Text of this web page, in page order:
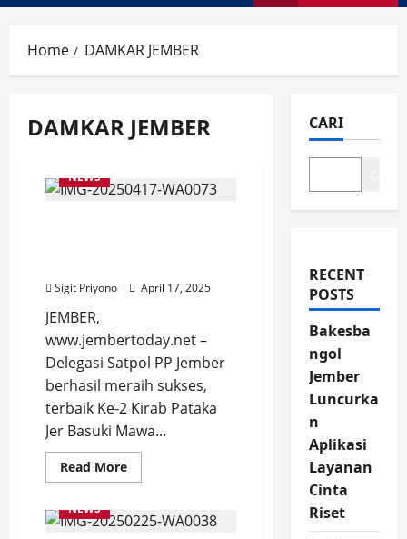
Home DAMKAR JEMBER
DAMKAR JEMBER
NEWS
Sigit Priyono April 17, 2025
JEMBER,
www.jembertoday.net –
Delegasi Satpol PP Jember
berhasil meraih sukses,
terbaik Ke-2 Kirab Pataka
Jer Basuki Mawa...
Read MoreRead
more
Satpol
PP
NEWS
CARI
RECENT
POSTS
Bakesba
ngol
Jember
Luncurka
n
Aplikasi
Layanan
Cinta
Riset